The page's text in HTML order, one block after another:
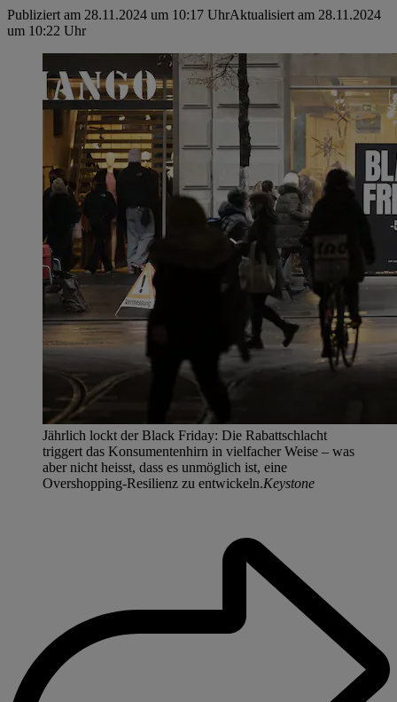
Publiziert am 28.11.2024 um 10:17 UhrAktualisiert am 28.11.2024
um 10:22 Uhr
Jährlich lockt der Black Friday: Die Rabattschlacht
triggert das Konsumentenhirn in vielfacher Weise – was
aber nicht heisst, dass es unmöglich ist, eine
Overshopping-Resilienz zu entwickeln.Keystone